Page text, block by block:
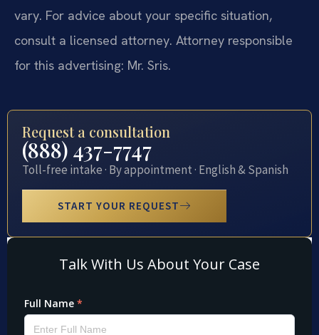
vary. For advice about your specific situation,
consult a licensed attorney. Attorney responsible
for this advertising: Mr. Sris.
Request a consultation
(888) 437-7747
Toll-free intake · By appointment · English & Spanish
START YOUR REQUEST